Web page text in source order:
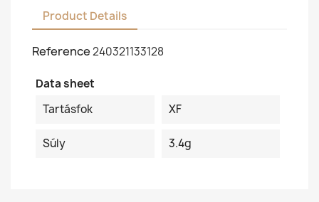
Product Details
Reference240321133128
Data sheet
Tartásfok
XF
Súly 3.4g